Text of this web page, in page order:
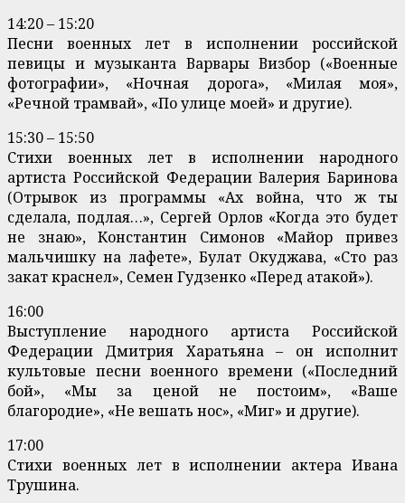
14:20 – 15:20
Песни военных лет в исполнении российской
певицы и музыканта Варвары Визбор («Военные
фотографии», «Ночная дорога», «Милая моя»,
«Речной трамвай», «По улице моей» и другие).
15:30 – 15:50
Стихи военных лет в исполнении народного
артиста Российской Федерации Валерия Баринова
(Отрывок из программы «Ах война, что ж ты
сделала, подлая…», Сергей Орлов «Когда это будет
не знаю», Константин Симонов «Майор привез
мальчишку на лафете», Булат Окуджава, «Сто раз
закат краснел», Семен Гудзенко «Перед атакой»).
16:00
Выступление народного артиста Российской
Федерации Дмитрия Харатьяна – он исполнит
культовые песни военного времени («Последний
бой», «Мы за ценой не постоим», «Ваше
благородие», «Не вешать нос», «Миг» и другие).
17:00
Стихи военных лет в исполнении актера Ивана
Трушина.